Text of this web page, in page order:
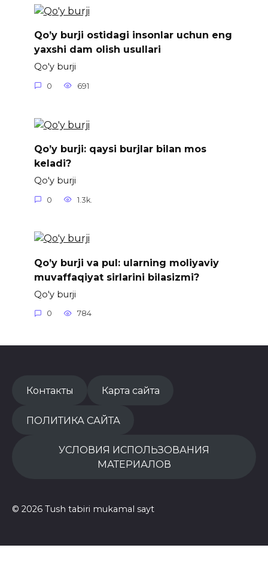
Qo’y burji ostidagi insonlar uchun eng
yaxshi dam olish usullari
Qo'y burji
0 691
Qo’y burji: qaysi burjlar bilan mos
keladi?
Qo'y burji
0 1.3k.
Qo’y burji va pul: ularning moliyaviy
muvaffaqiyat sirlarini bilasizmi?
Qo'y burji
0 784
Контакты Карта сайта
ПОЛИТИКА САЙТА
УСЛОВИЯ ИСПОЛЬЗОВАНИЯ
МАТЕРИАЛОВ
© 2026 Tush tabiri mukamal sayt